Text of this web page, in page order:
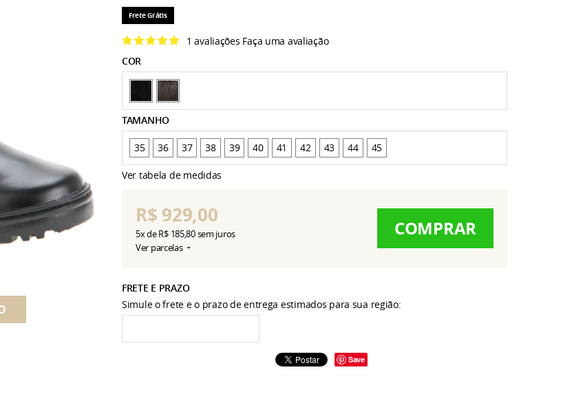
Frete Grátis
1 avaliações Faça uma avaliação
COR
TAMANHO
35 36 37 38 39 40 41 42 43 44 45
Ver tabela de medidas
R$ 929,00
5xdeR$ 185,80sem juros
Ver parcelas
COMPRAR
FRETE E PRAZO
Simule o frete e o prazo de entrega estimados para sua região:
Save